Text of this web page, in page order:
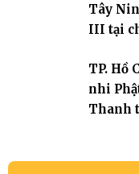
Tây
III tại
TP. Hồ
nhi
Thanh